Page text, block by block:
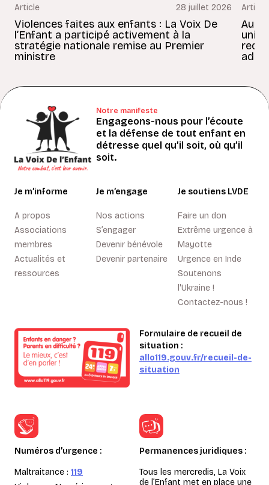
Article 28 juillet 2026
Violences faites aux enfants : La Voix De
l’Enfant a participé activement à la
stratégie nationale remise au Premier
ministre
Article
Au
Notre manifeste
Engageons-nous pour l’écoute
et la défense de tout enfant en
détresse quel qu’il soit, où qu’il
soit.
Je m’informe
A propos
Associations
membres
Actualités et
ressources
Je m’engage
Nos actions
S’engager
Devenir bénévole
Devenir partenaire
Je soutiens LVDE
Faire un don
Extrême urgence à
Mayotte
Urgence en Inde
Soutenons
l'Ukraine !
Contactez-nous !
Formulaire de recueil de
situation :
allo119.gouv.fr/recueil-de-
situation
Numéros d’urgence :
Maltraitance : 119
Permanences juridiques :
Tous les mercredis, La Voix
de l’Enfant met en place une